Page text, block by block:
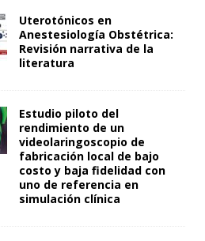
Uterotónicos en
Anestesiología Obstétrica:
Revisión narrativa de la
literatura
Estudio piloto del
rendimiento de un
videolaringoscopio de
fabricación local de bajo
costo y baja fidelidad con
uno de referencia en
simulación clínica